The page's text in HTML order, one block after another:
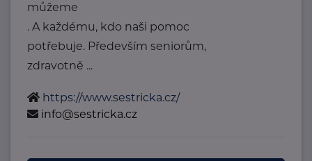
můžeme
. A každému, kdo naši pomoc
potřebuje. Především seniorům,
zdravotně ...
https://www.sestricka.cz/
info@sestricka.cz